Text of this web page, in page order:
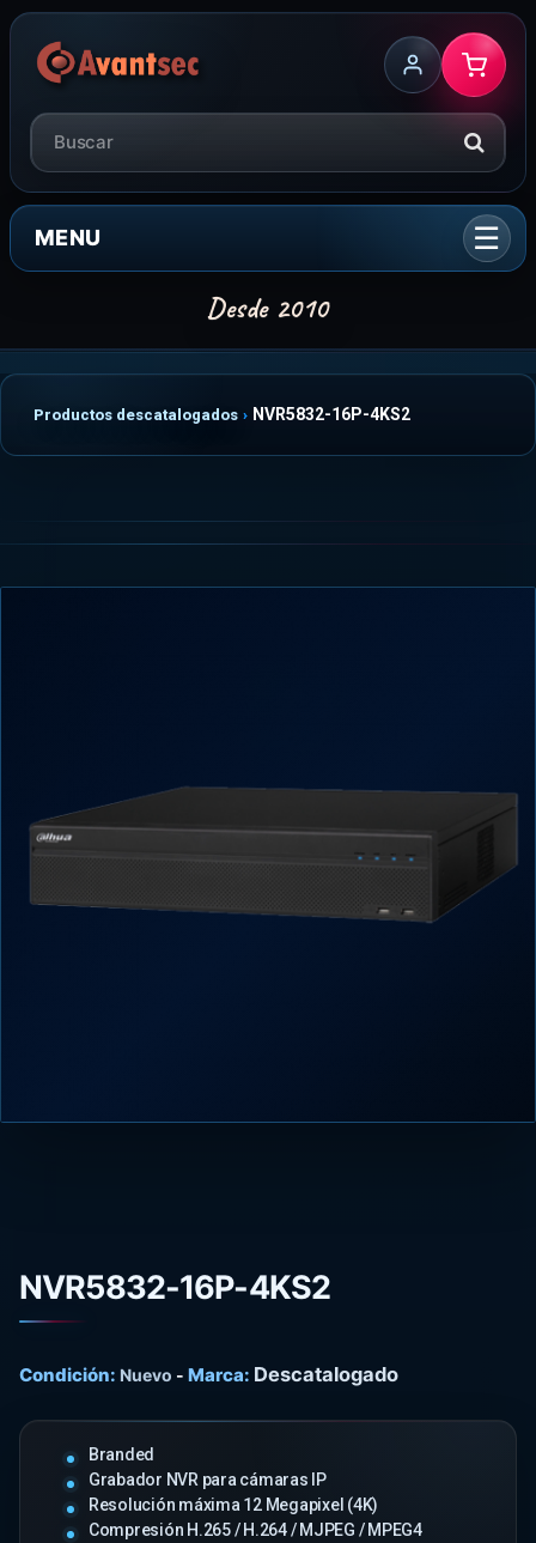
MENU
Productos descatalogados NVR5832-16P-4KS2
NVR5832-16P-4KS2
Condición: Nuevo - Marca: Descatalogado
Branded
Grabador NVR para cámaras IP
Resolución máxima 12 Megapixel (4K)
Compresión H.265 / H.264 / MJPEG / MPEG4